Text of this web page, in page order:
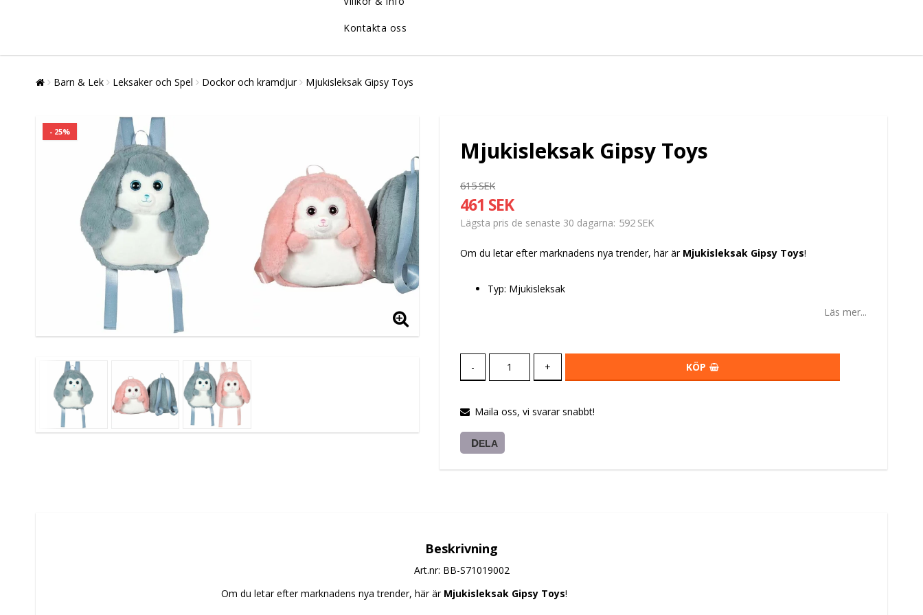
Kontakta oss
Barn & Lek Leksaker och Spel Dockor och kramdjur Mjukisleksak Gipsy Toys
- 25%
Mjukisleksak Gipsy Toys
615 SEK
461 SEK
Lägsta pris de senaste 30 dagarna 592 SEK
Om du letar efter marknadens nya trender, här är Mjukisleksak Gipsy Toys!
Typ: Mjukisleksak
Läs mer...
- + KÖP
Maila oss, vi svarar snabbt!
DELA
Beskrivning
Art.nr: BB-S71019002
Om du letar efter marknadens nya trender, här är Mjukisleksak Gipsy Toys!